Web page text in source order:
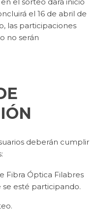
el 16 de abril de
las participaciones
no serán
deberán cumplir
Fibra Óptica Filabres
se esté participando.